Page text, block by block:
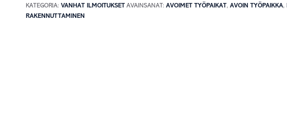
KATEGORIA: VANHAT ILMOITUKSET AVAINSANAT: AVOIMET TYÖPAIKAT, AVOIN TYÖPAIKKA,
RAKENNUTTAMINEN